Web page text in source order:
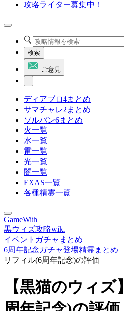
攻略ライター募集中！
検索
ご意見
ディアブロ4まとめ
サマチャレ2まとめ
ソルバン6まとめ
火一覧
水一覧
雷一覧
光一覧
闇一覧
EXAS一覧
各種精霊一覧
GameWith
黒ウィズ攻略wiki
イベントガチャまとめ
6周年記念ガチャ登場精霊まとめ
リフィル(6周年記念)の評価
【黒猫のウィズ